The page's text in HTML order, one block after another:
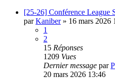
[25-26] Conférence League
parKaniber» 16 mars 2026
1
2
15 Réponses
1209 Vues
Dernier message par
20 mars 2026 13:46